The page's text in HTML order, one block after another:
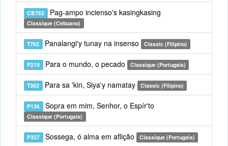
CB762 Pag-ampo incienso's kasingkasing
Classique (Cebuano)
T762 Panalangi'y tunay na insenso Classic (Filipino)
P219 Para o mundo, o pecado Classique (Portugais)
T362 Para sa 'kin, Siya'y namatay Classic (Filipino)
P136 Sopra em mim, Senhor, o Espír'to
Classique (Portugais)
P327 Sossega, ó alma em aflição Classique (Portugais)